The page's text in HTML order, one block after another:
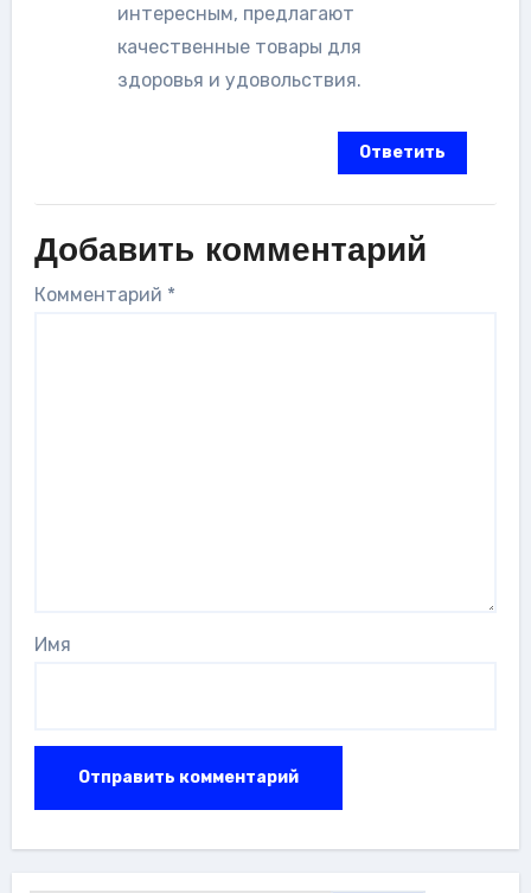
интересным, предлагают
качественные товары для
здоровья и удовольствия.
Ответить
Добавить комментарий
Комментарий *
Имя